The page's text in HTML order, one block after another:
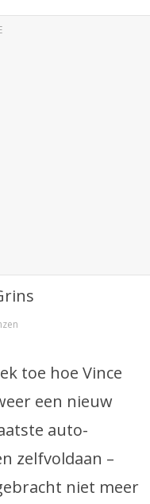
toe hoe Vince
een nieuw
auto-
zelfvoldaan –
niet meer